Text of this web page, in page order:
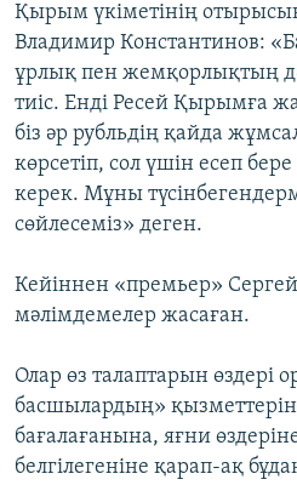
Қырым үкіметінің
Владимир Константинов:
ұрлық пен жемқорлықтың
тиіс. Енді Ресей Қырымға
біз әр рубльдің қайда
көрсетіп, сол үшін есеп
керек. Мұны
сөйлесеміз» деген.
Кейіннен «премьер»
мәлімдемелер жасаған.
Олар өз талаптарын өздері
басшылардың»
бағалағанына, яғни
белгілегеніне қарап-ақ